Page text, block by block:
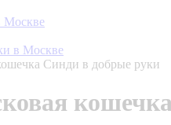
Москве
в Москве
Синди в добрые руки